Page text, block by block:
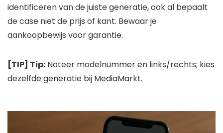
identificeren van de juiste generatie, ook al bepaalt
de case niet de prijs of kant. Bewaar je
aankoopbewijs voor garantie.
[TIP] Tip: Noteer modelnummer en links/rechts; kies
dezelfde generatie bij MediaMarkt.